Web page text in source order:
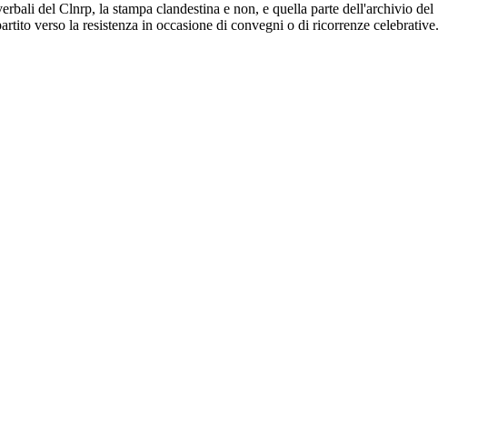
del Clnrp, la stampa clandestina e non, e quella parte dell'archivio del
verso la resistenza in occasione di convegni o di ricorrenze celebrative.